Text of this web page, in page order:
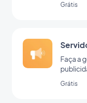
Grátis
Faça a
Grátis